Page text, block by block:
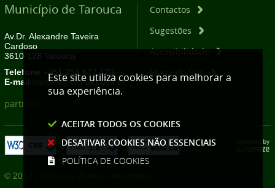
Município de Tarouca
Av.Dr. Alexandre Taveira
Cardoso
3610-128 Tarouca
Telefone +351 254 677 420
E-mail
camara@cm-tarouca.pt
Contactos
Sugestões
Acessibilidade
Mapa do Site
partilhar
© 2017 | Todos os direitos reservados
Este site utiliza cookies para melhorar a
sua experiência.
ACEITAR TODOS OS COOKIES
DESATIVAR COOKIES NÃO ESSENCIAIS
POLÍTICA DE COOKIES